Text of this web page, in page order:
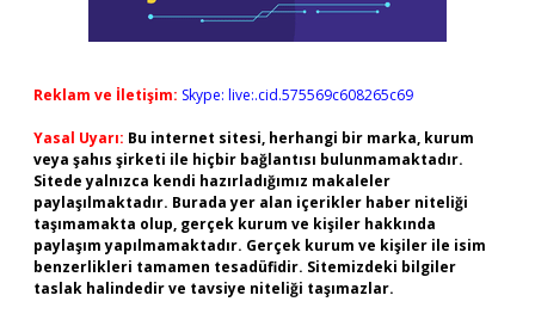
Reklam ve İletişim: Skype: live:.cid.575569c608265c69
Yasal Uyarı: Bu internet sitesi, herhangi bir marka, kurum
veya şahıs şirketi ile hiçbir bağlantısı bulunmamaktadır.
Sitede yalnızca kendi hazırladığımız makaleler
paylaşılmaktadır. Burada yer alan içerikler haber niteliği
taşımamakta olup, gerçek kurum ve kişiler hakkında
paylaşım yapılmamaktadır. Gerçek kurum ve kişiler ile isim
benzerlikleri tamamen tesadüfidir. Sitemizdeki bilgiler
taslak halindedir ve tavsiye niteliği taşımazlar.